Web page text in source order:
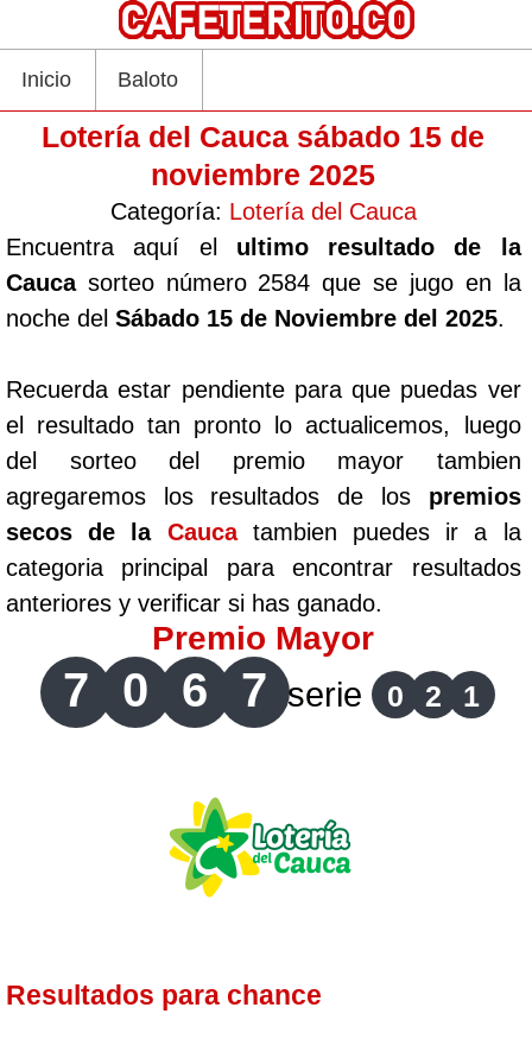
Inicio Baloto
Lotería del Cauca sábado 15 de
noviembre 2025
Categoría: Lotería del Cauca
Encuentra aquí el ultimo resultado de la
Caucasorteo número 2584 que se jugo en la
noche del Sábado 15 de Noviembre del 2025.
Recuerda estar pendiente para que puedas ver
el resultado tan pronto lo actualicemos, luego
del sorteo del premio mayor tambien
agregaremos los resultados de los premios
secos de la Caucatambien puedes ir a la
categoria principal para encontrar resultados
anteriores y verificar si has ganado.
Premio Mayor
7 0 6 7 serie 0 2 1
Resultados para chance